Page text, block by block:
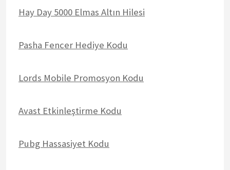
Hay Day 5000 Elmas Altın Hilesi
Pasha Fencer Hediye Kodu
Lords Mobile Promosyon Kodu
Avast Etkinleştirme Kodu
Pubg Hassasiyet Kodu